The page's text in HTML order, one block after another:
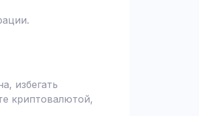
избегать
криптовалютой,